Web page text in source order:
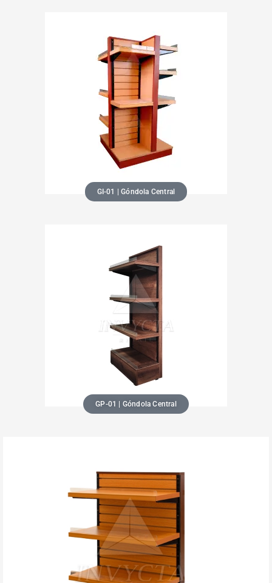
GI-01 | Góndola Central
GP-01 | Góndola Central